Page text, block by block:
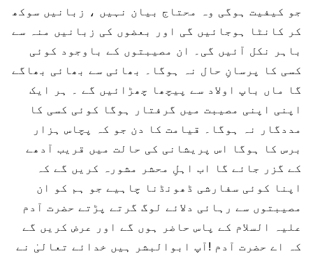
جو کیفیت ہوگی وہ محتاج بیان نہیں ، زبانیں سوکھ
کر کانٹا ہوجائیں گی اور بعضوں کی زبانیں منہ سے
باہر نکل آئیں گی۔ ان مصیبتوں کے باوجود کوئی
کسی کا پرسانِ حال نہ ہوگا۔ بھائی سے بھائی بھاگے
گا ماں باپ اولاد سے پیچھا چھڑائیں گے ۔ ہر ایک
اپنی اپنی مصیبت میں گرفتار ہوگا کوئی کسی کا
مددگار نہ ہوگا۔ قیامت کا دن جو کہ پچاس ہزار
برس کا ہوگا اس پریشانی کی حالت میں قریب آدھے
کے گزر جائے گا اب اہلِ محشر مشورہ کریں گے کہ
اپنا کوئی سفارشی ڈھونڈنا چاہیے جو ہم کو ان
مصیبتوں سے رہائی دلائے لوگ گرتے پڑتے حضرت آدم
علیہ السلام کے پاس حاضر ہوں گے اور عرض کریں گے
کہ اے حضرت آدم !آپ ابوالبشر ہیں خدائے تعالیٰ نے